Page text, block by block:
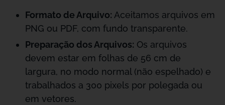
Formato de Arquivo: Aceitamos arquivos em
PNG ou PDF, com fundo transparente.
Preparação dos Arquivos: Os arquivos
devem estar em folhas de 56 cm de
largura, no modo normal (não espelhado) e
trabalhados a 300 pixels por polegada ou
em vetores.